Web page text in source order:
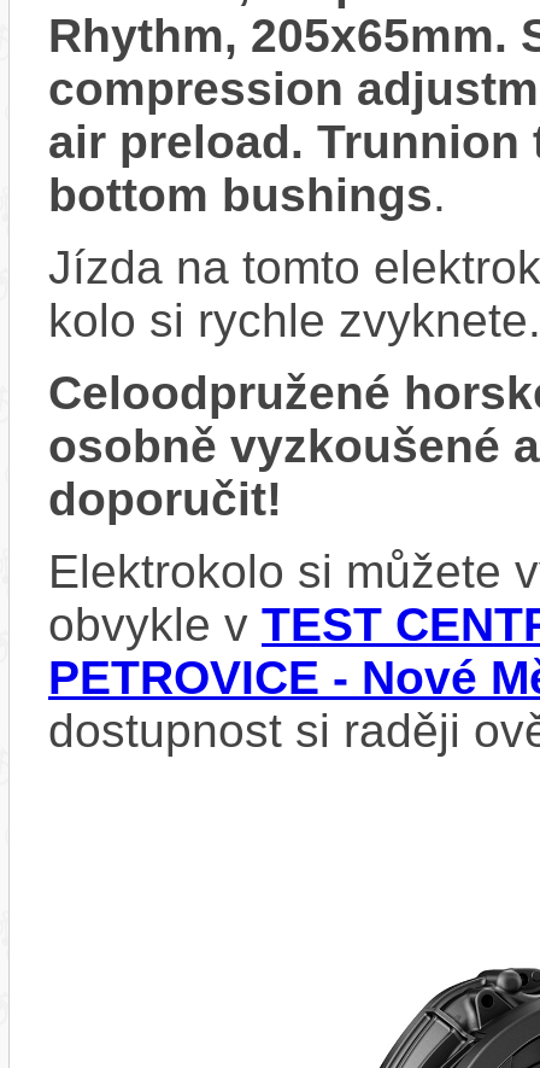
Rhythm, 205x65mm.
compression
air preload. Trunnion
bottom bushings.
Jízda na tomto
kolo si rychle zvyknete.
Celoodpružené
osobně vyzkoušené
doporučit!
Elektrokolo si můžete
obvykle v TEST
PETROVICE - Nové
dostupnost si raději